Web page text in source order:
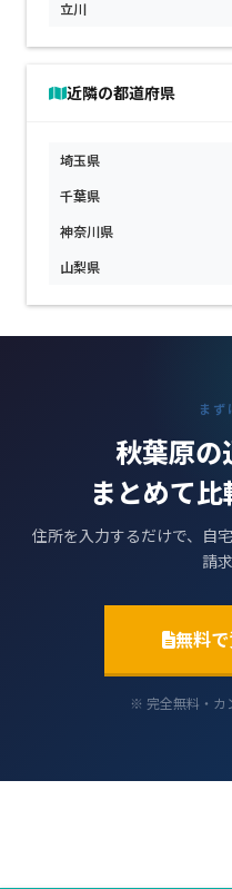
立川
近隣の都道府県
埼玉県
千葉県
神奈川県
山梨県
まず
秋葉原の
まとめて
住所を入力するだけで、自
請
無料
※ 完全無料・カ